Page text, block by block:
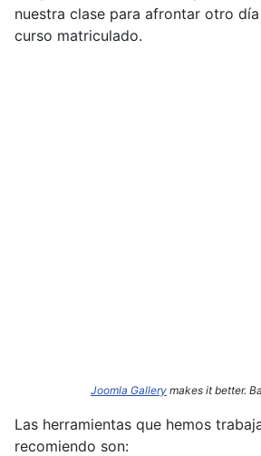
nuestra clase para afrontar otro
curso matriculado.
Joomla Gallery makes it better.
Las herramientas que hemos
recomiendo son: